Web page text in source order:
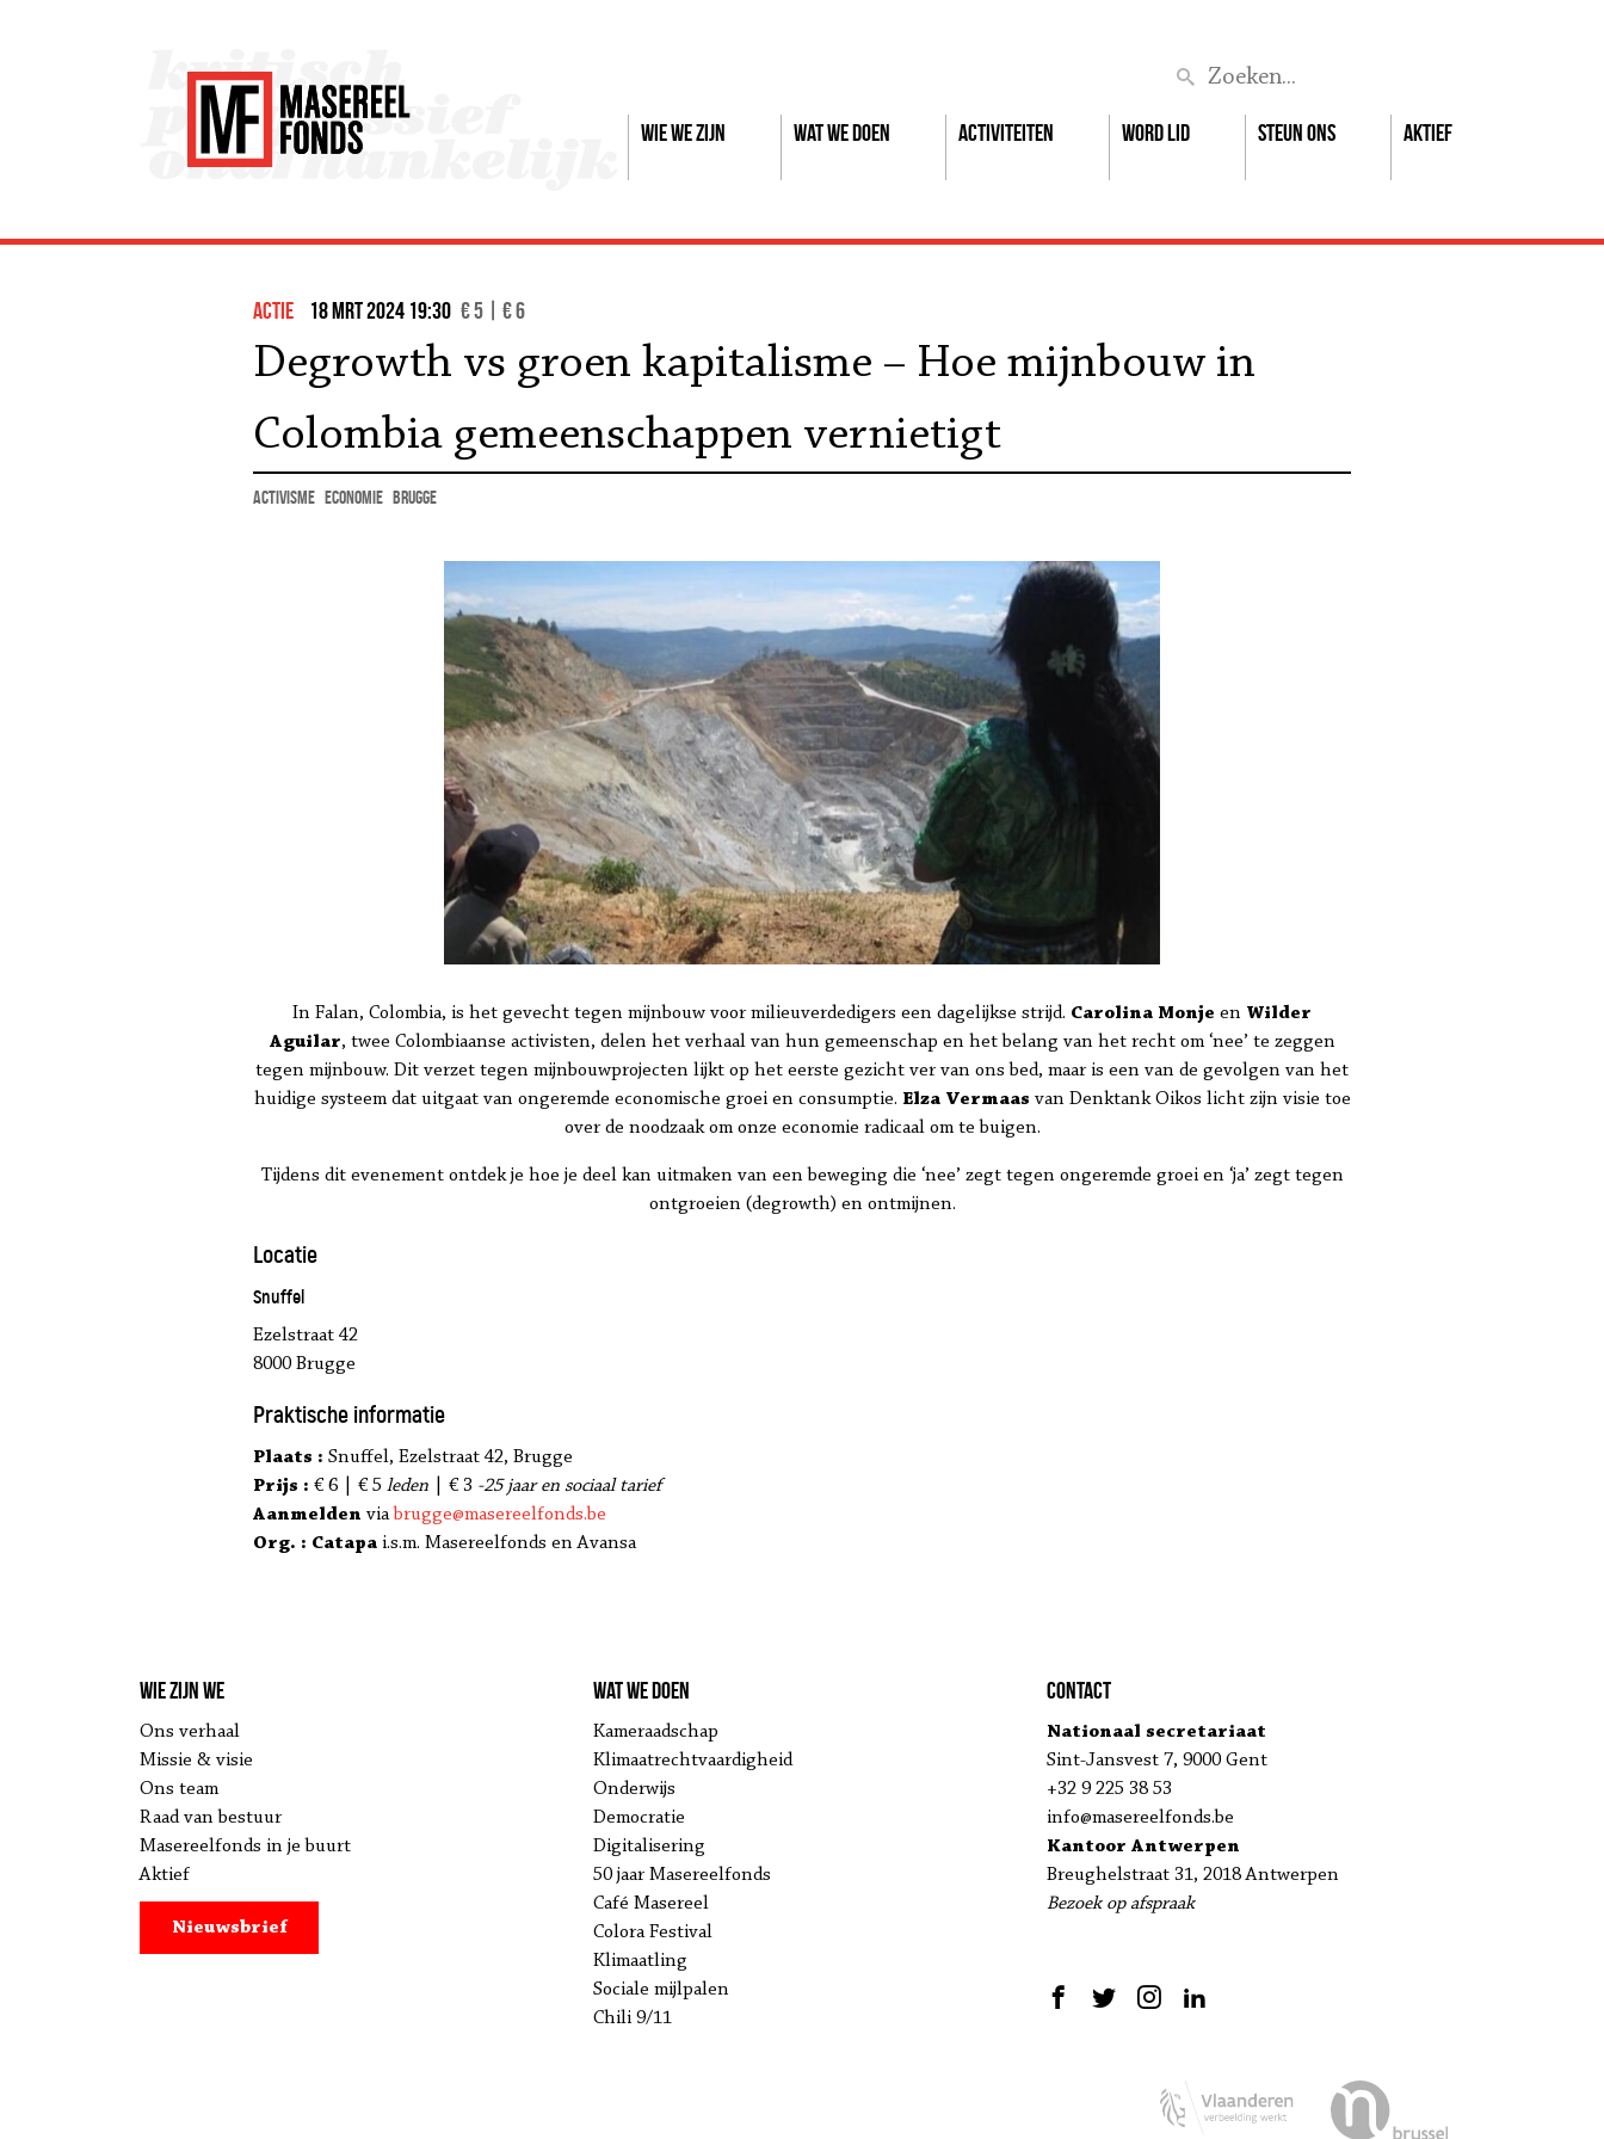
Wie we zijn Wat we doen Activiteiten Word lid Steun ons Aktief
actie 18 mrt 2024 19:30 € 5 | € 6
Degrowth vs groen kapitalisme – Hoe mijnbouw in
Colombia gemeenschappen vernietigt
activisme economie Brugge
In Falan, Colombia, is het gevecht tegen mijnbouw voor milieuverdedigers een dagelijkse strijd. Carolina Monje en Wilder
Aguilar, twee Colombiaanse activisten, delen het verhaal van hun gemeenschap en het belang van het recht om ‘nee’ te zeggen
tegen mijnbouw. Dit verzet tegen mijnbouwprojecten lijkt op het eerste gezicht ver van ons bed, maar is een van de gevolgen van het
huidige systeem dat uitgaat van ongeremde economische groei en consumptie. Elza Vermaas van Denktank Oikos licht zijn visie toe
over de noodzaak om onze economie radicaal om te buigen.
Tijdens dit evenement ontdek je hoe je deel kan uitmaken van een beweging die ‘nee’ zegt tegen ongeremde groei en ‘ja’ zegt tegen
ontgroeien (degrowth) en ontmijnen.
Locatie
Snuffel
Ezelstraat 42
8000 Brugge
Praktische informatie
Plaats : Snuffel, Ezelstraat 42, Brugge
Prijs : € 6 | € 5 leden | € 3 -25 jaar en sociaal tarief
Aanmelden via brugge@masereelfonds.be
Org. : Catapa i.s.m. Masereelfonds en Avansa
Wie zijn we
Ons verhaal
Missie & visie
Ons team
Raad van bestuur
Masereelfonds in je buurt
Aktief
Nieuwsbrief
Wat we doen
Kameraadschap
Klimaatrechtvaardigheid
Onderwijs
Democratie
Digitalisering
50 jaar Masereelfonds
Café Masereel
Colora Festival
Klimaatling
Sociale mijlpalen
Chili 9/11
Contact
Nationaal secretariaat
Sint-Jansvest 7, 9000 Gent
+32 9 225 38 53
info@masereelfonds.be
Kantoor Antwerpen
Breughelstraat 31, 2018 Antwerpen
Bezoek op afspraak